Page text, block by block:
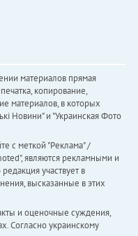
материалов прямая
копирование,
материалов, в которых
Новини" и "Украинская Фото
с меткой "Реклама" /
являются рекламными и
участвует в
высказанные в этих
и оценочные суждения,
Согласно украинскому